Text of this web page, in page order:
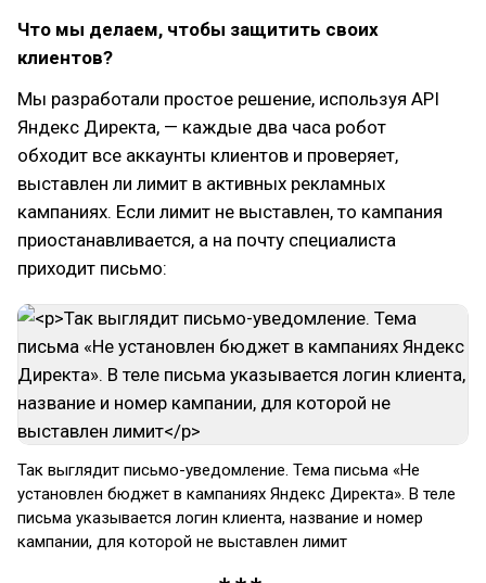
Что мы делаем, чтобы защитить своих
клиентов?
Мы разработали простое решение, используя API
Яндекс Директа, — каждые два часа робот
обходит все аккаунты клиентов и проверяет,
выставлен ли лимит в активных рекламных
кампаниях. Если лимит не выставлен, то кампания
приостанавливается, а на почту специалиста
приходит письмо:
Так выглядит письмо-уведомление. Тема письма «Не
установлен бюджет в кампаниях Яндекс Директа». В теле
письма указывается логин клиента, название и номер
кампании, для которой не выставлен лимит